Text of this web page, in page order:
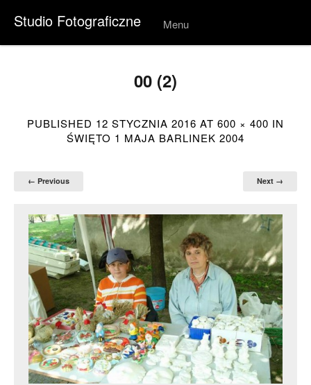
Studio Fotograficzne Menu
Skip to
00 (2)
PUBLISHED 12 STYCZNIA 2016 AT 600 × 400 IN
ŚWIĘTO 1 MAJA BARLINEK 2004
← Previous Next →